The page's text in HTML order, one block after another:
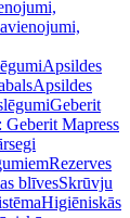
Apsildes
Apsildes
Geberit
Geberit Mapress
Rezerves
blīvesSkrūvju
Higiēniskās